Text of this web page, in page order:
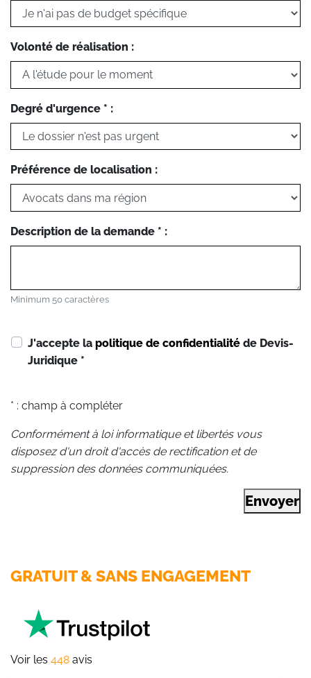
Volonté de réalisation :
Degré d'urgence * :
Préférence de localisation :
Description de la demande * :
Minimum 50 caractères
J'accepte la politique de confidentialité de Devis-
Juridique *
* : champ à compléter
Conformément à loi informatique et libertés vous
disposez d'un droit d'accès de rectification et de
suppression des données communiquées.
Envoyer
GRATUIT & SANS ENGAGEMENT
Voir les 448 avis